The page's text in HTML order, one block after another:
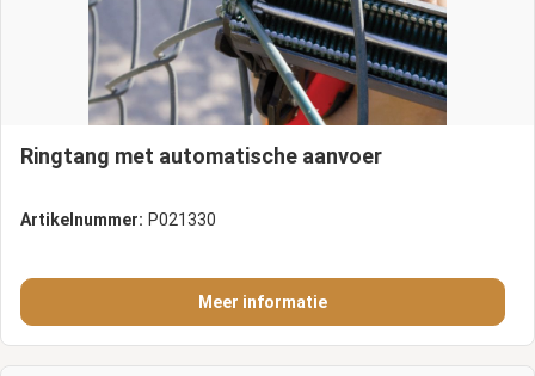
Ringtang met automatische aanvoer
Artikelnummer: P021330
Meer informatie